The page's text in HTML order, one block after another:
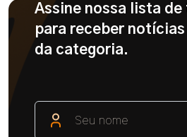
Assine nossa lista
para receber
da categoria.